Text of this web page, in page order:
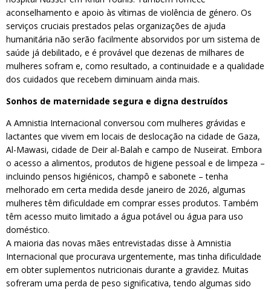
aconselhamento e apoio às vítimas de violência de género. Os
serviços cruciais prestados pelas organizações de ajuda
humanitária não serão facilmente absorvidos por um sistema de
saúde já debilitado, e é provável que dezenas de milhares de
mulheres sofram e, como resultado, a continuidade e a qualidade
dos cuidados que recebem diminuam ainda mais.
Sonhos de maternidade segura e digna destruídos
A Amnistia Internacional conversou com mulheres grávidas e
lactantes que vivem em locais de deslocação na cidade de Gaza,
Al-Mawasi, cidade de Deir al-Balah e campo de Nuseirat. Embora
o acesso a alimentos, produtos de higiene pessoal e de limpeza –
incluindo pensos higiénicos, champô e sabonete – tenha
melhorado em certa medida desde janeiro de 2026, algumas
mulheres têm dificuldade em comprar esses produtos. Também
têm acesso muito limitado a água potável ou água para uso
doméstico.
A maioria das novas mães entrevistadas disse à Amnistia
Internacional que procurava urgentemente, mas tinha dificuldade
em obter suplementos nutricionais durante a gravidez. Muitas
sofreram uma perda de peso significativa, tendo algumas sido